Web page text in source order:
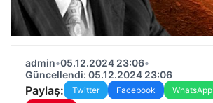
admin•05.12.2024 23:06•
Güncellendi: 05.12.2024 23:06
Paylaş: Twitter Facebook WhatsApp